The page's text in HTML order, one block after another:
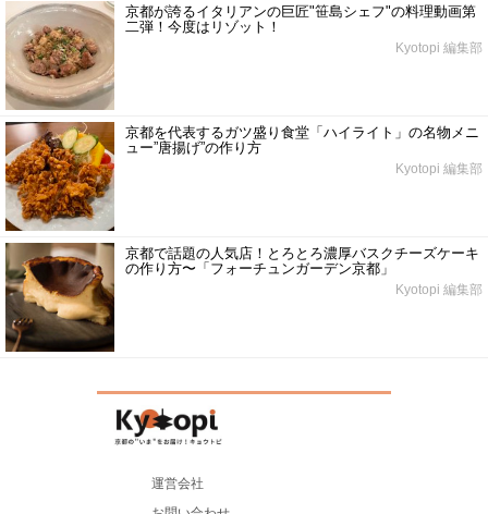
京都が誇るイタリアンの巨匠"笹島シェフ"の料理動画第
二弾！今度はリゾット！
Kyotopi 編集部
京都を代表するガツ盛り食堂「ハイライト」の名物メニ
ュー”唐揚げ”の作り方
Kyotopi 編集部
京都で話題の人気店！とろとろ濃厚バスクチーズケーキ
の作り方〜「フォーチュンガーデン京都」
Kyotopi 編集部
運営会社